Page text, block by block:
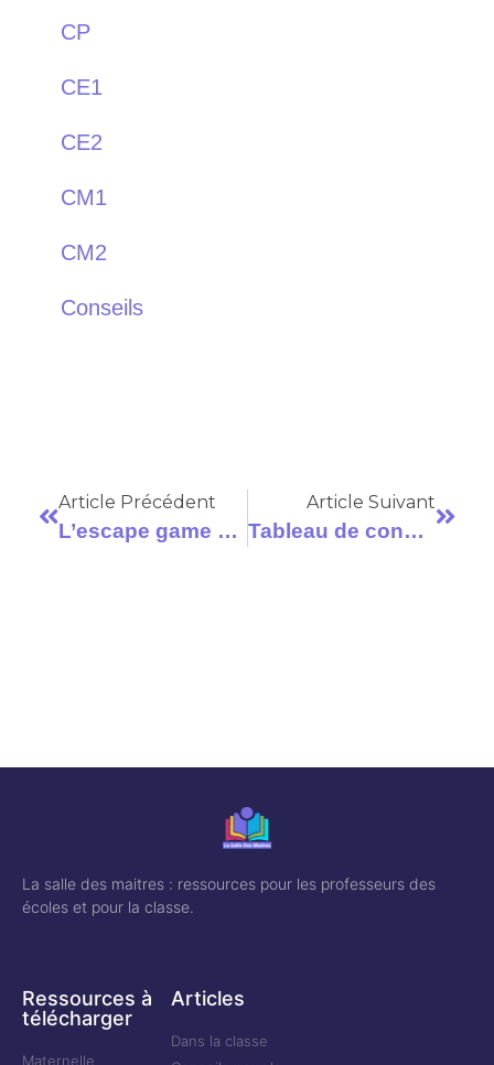
CP
CE1
CE2
CM1
CM2
Conseils
Article Précédent
L’escape game s’invite dans les classes
Article Suivant
Tableau de conversion des grammes au CM2 : la méthode qui marche en classe
La salle des maitres : ressources pour les professeurs des
écoles et pour la classe.
Ressources à
télécharger
Maternelle
Articles
Dans la classe